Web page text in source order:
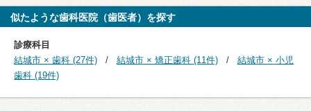
似たような歯科医院（歯医者）を探す
診療科目
結城市 × 歯科 (27件)
結城市 × 矯正歯科 (11件)
結城市 × 小児
歯科 (19件)